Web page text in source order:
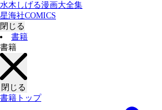
水木しげる漫画大全集
星海社COMICS
閉じる
書籍
書籍
閉じる
書籍トップ